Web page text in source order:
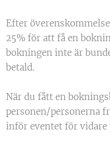
Efter
25% för att få en
bokningen inte är
betald.
När du fått en
personen/personerna
inför eventet för vidare